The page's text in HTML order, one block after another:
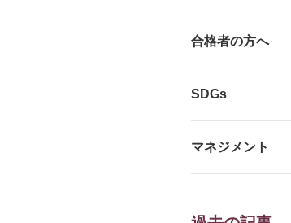
合格者の方へ
SDGs
マネジメント